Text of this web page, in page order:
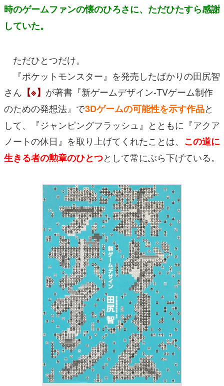
時のゲームファンの懐のひろさに、 ただひたすら感謝
していた。
ただひとつだけ。
『ポケットモンスター』を発売したばかりの田尻智
さん 【※】 が著書『新ゲームデザイン-TVゲーム制作
のための発想法』で3Dゲームの可能性を示す作品と
して、『ジャンピングフラッシュ』とともに『アクア
ノートの休日』を取り上げてくれたことは、 この道に
生きる者の勲章のひとつとして常にぶら下げている。